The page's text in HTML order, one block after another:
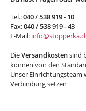
Tel.:040 / 538 919 - 10
Fax:040 / 538 919 - 43
E-Mail:
DieVersandkostensind
können von den
Unser Einrichtungsteam
Verbindung setzen